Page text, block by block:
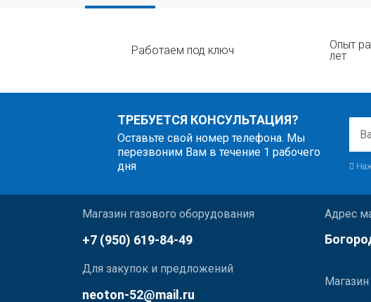
Работаем под ключ
Опыт
лет
ТРЕБУЕТСЯ КОНСУЛЬТАЦИЯ?
Оставьте свой номер телефона. Мы
перезвоним Вам в течение 1 рабочего
дня
Магазин газового оборудования
+7 (950) 619-84-49
Для закупок и предложений
neoton-52@mail.ru
Адрес